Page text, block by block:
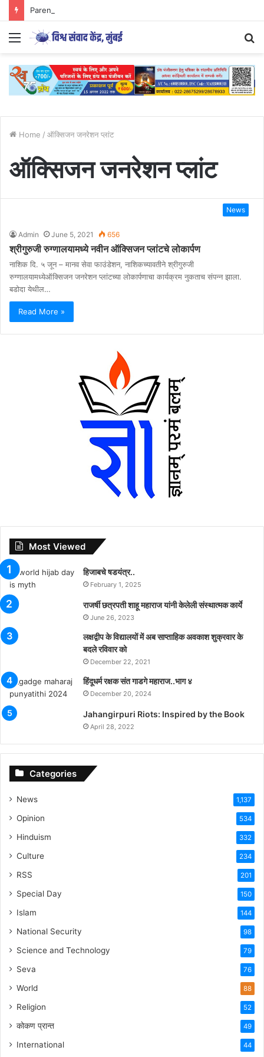
Parenting Has Its Limits….
Menu
Home / ऑक्सिजन जनरेशन प्लांट
ऑक्सिजन जनरेशन प्लांट
News
Admin June 5, 2021 656
श्रीगुरुजी रुग्णालयामध्ये नवीन ऑक्सिजन प्लांटचे लोकार्पण
नाशिक दि. ५ जून – मानव सेवा फाउंडेशन, नाशिकच्यावतीने श्रीगुरुजी
रुग्णालयामध्येऑक्सिजन जनरेशन प्लांटच्या लोकार्पणाचा कार्यक्रम नुकताच संपन्न झाला.
बडोदा येथील…
Read More »
Most Viewed
हिजाबचे षडयंत्र..
February 1, 2025
राजर्षी छत्रपती शाहू महाराज यांनी केलेली संस्थात्मक कार्ये
June 26, 2023
लक्षद्वीप के विद्यालयों में अब साप्ताहिक अवकाश शुक्रवार के
बदले रविवार को
December 22, 2021
हिंदूधर्म रक्षक संत गाडगे महाराज..भाग ४
December 20, 2024
Jahangirpuri Riots: Inspired by the Book
April 28, 2022
Categories
News 1,137
Opinion 534
Hinduism 332
Culture 234
RSS 201
Special Day 150
Islam 144
National Security 98
Science and Technology 79
Seva 76
World 88
Religion 52
कोकण प्रान्त 49
International 44